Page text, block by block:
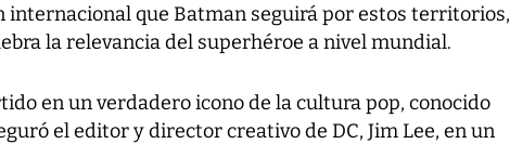
internacional que Batman seguirá por estos territorios,
la relevancia del superhéroe a nivel mundial.
en un verdadero icono de la cultura pop, conocido
el editor y director creativo de DC, Jim Lee, en un